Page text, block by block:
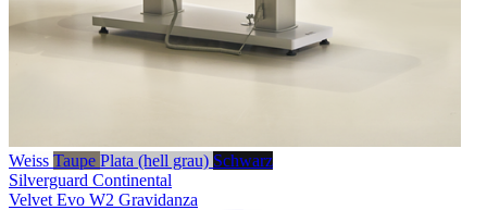
Weiss Taupe Plata (hell grau) Schwarz
Silverguard Continental
Velvet Evo W2 Gravidanza